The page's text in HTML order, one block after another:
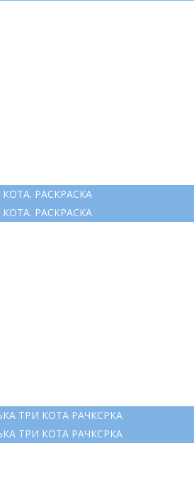
РАСКРАСКА
РАСКРАСКА
ТРИ КОТА РАЧКСРКА
ТРИ КОТА РАЧКСРКА